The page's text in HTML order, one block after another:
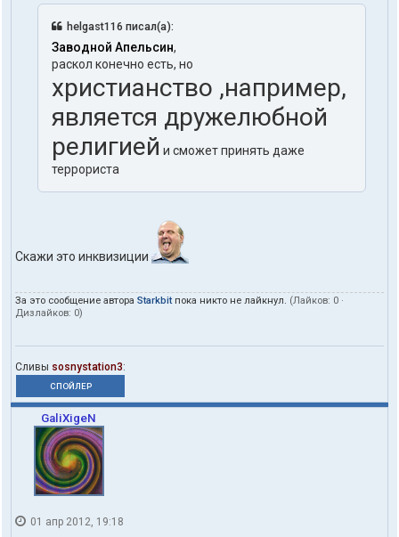
helgast116 писал(а):
Заводной Апельсин,
раскол конечно есть, но
христианство ,например,
является дружелюбной
религией и сможет принять даже
террориста
Скажи это инквизиции
За это сообщение автора Starkbitпока никто не лайкнул. (Лайков: 0 ·
Дизлайков: 0)
Сливы sosnystation3:
СПОЙЛЕР
GaliXigeN
01 апр 2012, 19:18